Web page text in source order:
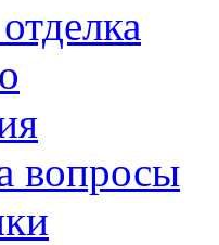
вопросы